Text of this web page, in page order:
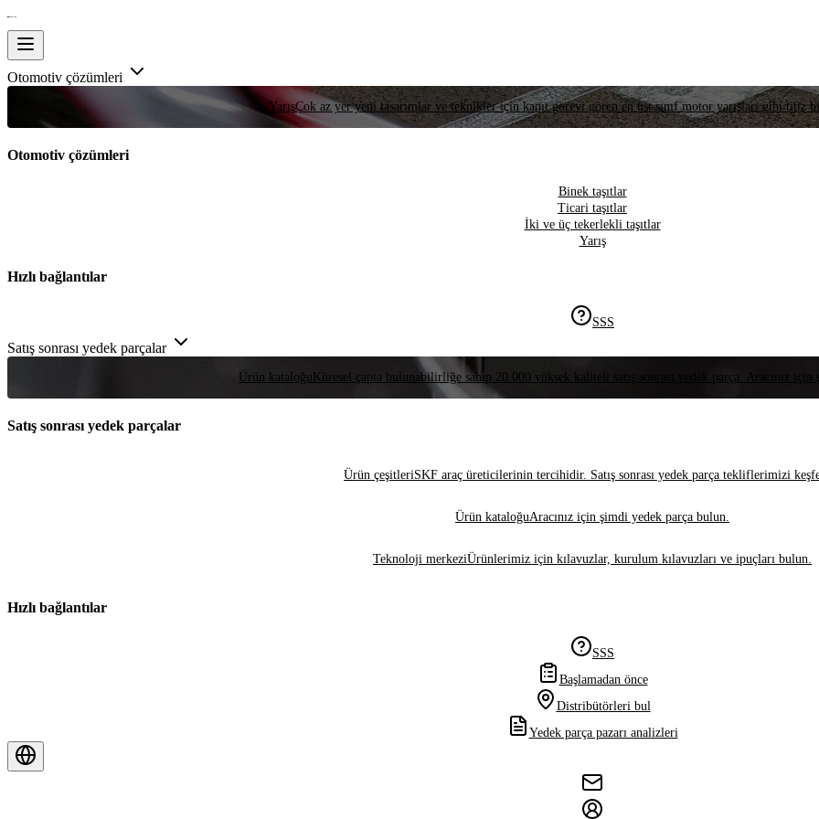
Otomotiv çözümleri
YarışÇok az yer yeni tasarımlar ve teknikler için kanıt görevi gören en üst sınıf motor yarışları gibi titiz
Otomotiv çözümleri
Binek taşıtlar
Ticari taşıtlar
İki ve üç tekerlekli taşıtlar
Yarış
Hızlı bağlantılar
SSS
Satış sonrası yedek parçalar
Ürün kataloğu Küresel çapta bulunabilirliğe sahip 20.000 yüksek kaliteli satış sonrası yedek parça. Aracınız
Satış sonrası yedek parçalar
Ürün çeşitleriSKF araç üreticilerinin tercihidir. Satış sonrası yedek parça tekliflerimizi
Ürün kataloğuAracınız için şimdi yedek parça bulun.
Teknoloji merkeziÜrünlerimiz için kılavuzlar, kurulum kılavuzları ve ipuçları bulun.
Hızlı bağlantılar
SSS
Başlamadan önce
Distribütörleri bul
Yedek parça pazarı analizleri